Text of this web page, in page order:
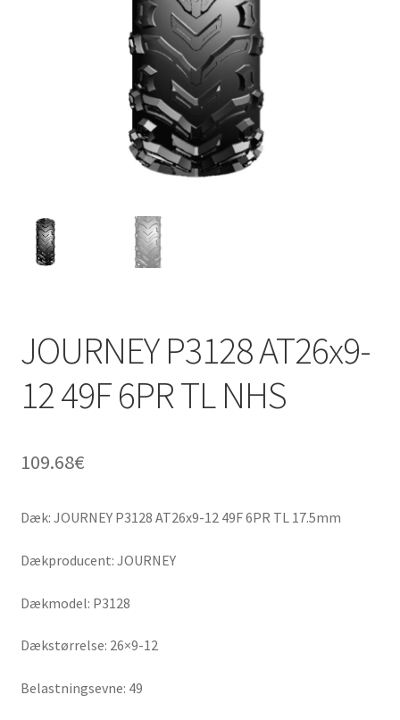
JOURNEY P3128 AT26x9-
12 49F 6PR TL NHS
109.68€
Dæk: JOURNEY P3128 AT26x9-12 49F 6PR TL 17.5mm
Dækproducent: JOURNEY
Dækmodel: P3128
Dækstørrelse: 26×9-12
Belastningsevne: 49